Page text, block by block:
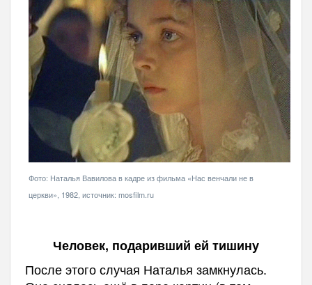
Фото: Наталья Вавилова в кадре из фильма «Нас венчали не в
церкви», 1982, источник: mosfilm.ru
Человек, подаривший ей тишину
После этого случая Наталья замкнулась.